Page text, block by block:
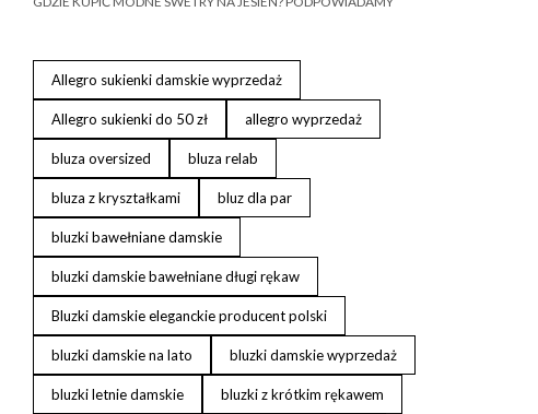
Allegro sukienki damskie wyprzedaż
Allegro sukienki do 50 zł allegro wyprzedaż
bluza oversized bluza relab
bluza z kryształkami bluz dla par
bluzki bawełniane damskie
bluzki damskie bawełniane długi rękaw
Bluzki damskie eleganckie producent polski
bluzki damskie na lato bluzki damskie wyprzedaż
bluzki letnie damskie bluzki z krótkim rękawem